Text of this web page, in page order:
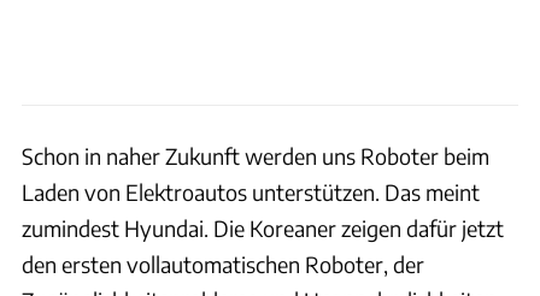
Schon in naher Zukunft werden uns Roboter beim
Laden von Elektroautos unterstützen. Das meint
zumindest Hyundai. Die Koreaner zeigen dafür jetzt
den ersten vollautomatischen Roboter, der